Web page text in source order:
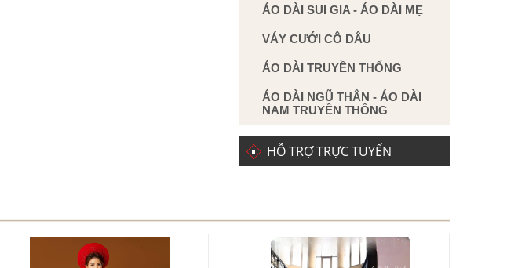
ÁO DÀI SUI GIA - ÁO DÀI MẸ
VÁY CƯỚI CÔ DÂU
ÁO DÀI TRUYỀN THỐNG
ÁO DÀI NGŨ THÂN - ÁO DÀI
NAM TRUYỀN THỐNG
HỖ TRỢ TRỰC TUYẾN